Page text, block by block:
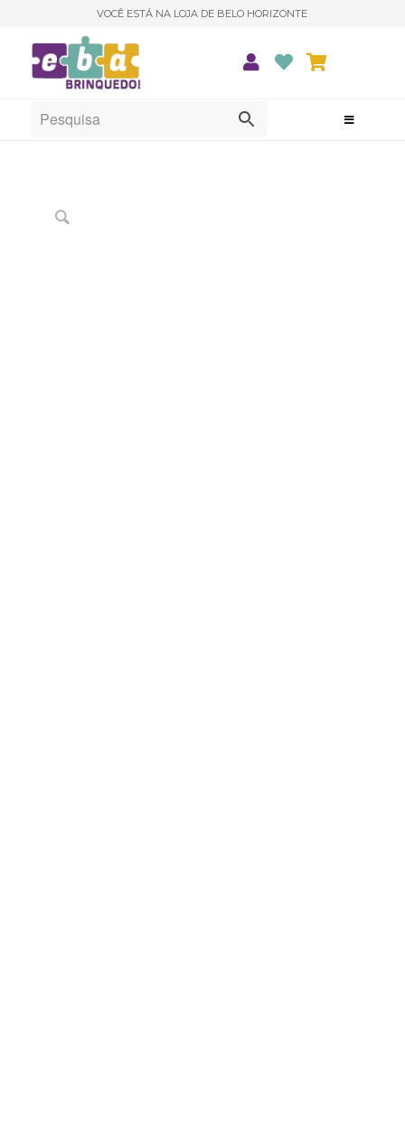
VOCÊ ESTÁ NA LOJA DE BELO HORIZONTE